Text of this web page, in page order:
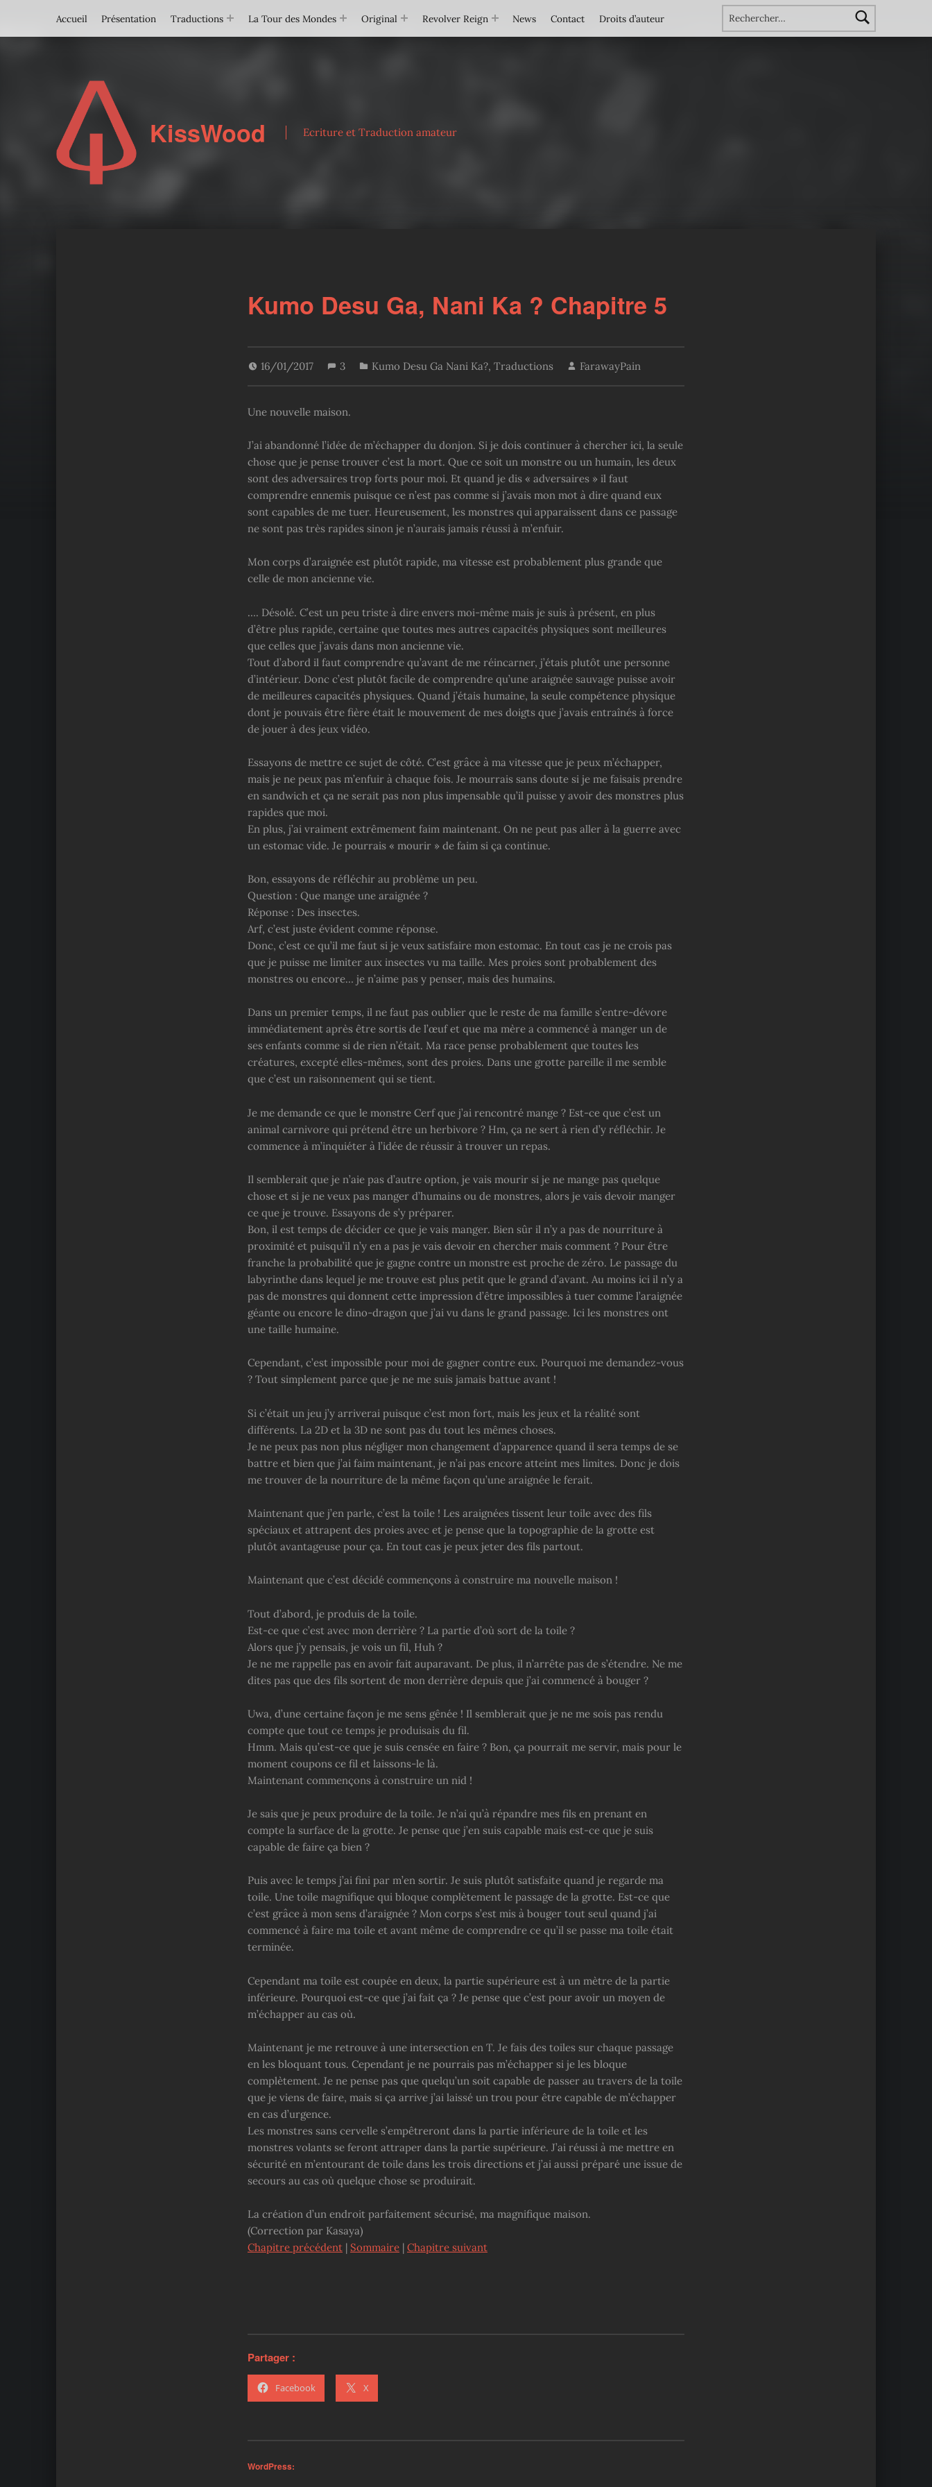
Rechercher :
Accueil
Présentation Traductions La Tour des Mondes Original Revolver Reign News Contact Droits d’auteur
KissWood Ecriture et Traduction amateur
Kumo Desu Ga, Nani Ka ? Chapitre 5
16/01/2017 3 Kumo Desu Ga Nani Ka?, Traductions FarawayPain
Une nouvelle maison.
J’ai abandonné l’idée de m’échapper du donjon. Si je dois continuer à chercher ici, la seule
chose que je pense trouver c’est la mort. Que ce soit un monstre ou un humain, les deux
sont des adversaires trop forts pour moi. Et quand je dis « adversaires » il faut
comprendre ennemis puisque ce n’est pas comme si j’avais mon mot à dire quand eux
sont capables de me tuer. Heureusement, les monstres qui apparaissent dans ce passage
ne sont pas très rapides sinon je n’aurais jamais réussi à m’enfuir.
Mon corps d’araignée est plutôt rapide, ma vitesse est probablement plus grande que
celle de mon ancienne vie.
…. Désolé. C’est un peu triste à dire envers moi-même mais je suis à présent, en plus
d’être plus rapide, certaine que toutes mes autres capacités physiques sont meilleures
que celles que j’avais dans mon ancienne vie.
Tout d’abord il faut comprendre qu’avant de me réincarner, j’étais plutôt une personne
d’intérieur. Donc c’est plutôt facile de comprendre qu’une araignée sauvage puisse avoir
de meilleures capacités physiques. Quand j’étais humaine, la seule compétence physique
dont je pouvais être fière était le mouvement de mes doigts que j’avais entraînés à force
de jouer à des jeux vidéo.
Essayons de mettre ce sujet de côté. C’est grâce à ma vitesse que je peux m’échapper,
mais je ne peux pas m’enfuir à chaque fois. Je mourrais sans doute si je me faisais prendre
en sandwich et ça ne serait pas non plus impensable qu’il puisse y avoir des monstres plus
rapides que moi.
En plus, j’ai vraiment extrêmement faim maintenant. On ne peut pas aller à la guerre avec
un estomac vide. Je pourrais « mourir » de faim si ça continue.
Bon, essayons de réfléchir au problème un peu.
Question : Que mange une araignée ?
Réponse : Des insectes.
Arf, c’est juste évident comme réponse.
Donc, c’est ce qu’il me faut si je veux satisfaire mon estomac. En tout cas je ne crois pas
que je puisse me limiter aux insectes vu ma taille. Mes proies sont probablement des
monstres ou encore… je n’aime pas y penser, mais des humains.
Dans un premier temps, il ne faut pas oublier que le reste de ma famille s’entre-dévore
immédiatement après être sortis de l’œuf et que ma mère a commencé à manger un de
ses enfants comme si de rien n’était. Ma race pense probablement que toutes les
créatures, excepté elles-mêmes, sont des proies. Dans une grotte pareille il me semble
que c’est un raisonnement qui se tient.
Je me demande ce que le monstre Cerf que j’ai rencontré mange ? Est-ce que c’est un
animal carnivore qui prétend être un herbivore ? Hm, ça ne sert à rien d’y réfléchir. Je
commence à m’inquiéter à l’idée de réussir à trouver un repas.
Il semblerait que je n’aie pas d’autre option, je vais mourir si je ne mange pas quelque
chose et si je ne veux pas manger d’humains ou de monstres, alors je vais devoir manger
ce que je trouve. Essayons de s’y préparer.
Bon, il est temps de décider ce que je vais manger. Bien sûr il n’y a pas de nourriture à
proximité et puisqu’il n’y en a pas je vais devoir en chercher mais comment ? Pour être
franche la probabilité que je gagne contre un monstre est proche de zéro. Le passage du
labyrinthe dans lequel je me trouve est plus petit que le grand d’avant. Au moins ici il n’y a
pas de monstres qui donnent cette impression d’être impossibles à tuer comme l’araignée
géante ou encore le dino-dragon que j’ai vu dans le grand passage. Ici les monstres ont
une taille humaine.
Cependant, c’est impossible pour moi de gagner contre eux. Pourquoi me demandez-vous
? Tout simplement parce que je ne me suis jamais battue avant !
Si c’était un jeu j’y arriverai puisque c’est mon fort, mais les jeux et la réalité sont
différents. La 2D et la 3D ne sont pas du tout les mêmes choses.
Je ne peux pas non plus négliger mon changement d’apparence quand il sera temps de se
battre et bien que j’ai faim maintenant, je n’ai pas encore atteint mes limites. Donc je dois
me trouver de la nourriture de la même façon qu’une araignée le ferait.
Maintenant que j’en parle, c’est la toile ! Les araignées tissent leur toile avec des fils
spéciaux et attrapent des proies avec et je pense que la topographie de la grotte est
plutôt avantageuse pour ça. En tout cas je peux jeter des fils partout.
Maintenant que c’est décidé commençons à construire ma nouvelle maison !
Tout d’abord, je produis de la toile.
Est-ce que c’est avec mon derrière ? La partie d’où sort de la toile ?
Alors que j’y pensais, je vois un fil, Huh ?
Je ne me rappelle pas en avoir fait auparavant. De plus, il n’arrête pas de s’étendre. Ne me
dites pas que des fils sortent de mon derrière depuis que j’ai commencé à bouger ?
Uwa, d’une certaine façon je me sens gênée ! Il semblerait que je ne me sois pas rendu
compte que tout ce temps je produisais du fil.
Hmm. Mais qu’est-ce que je suis censée en faire ? Bon, ça pourrait me servir, mais pour le
moment coupons ce fil et laissons-le là.
Maintenant commençons à construire un nid !
Je sais que je peux produire de la toile. Je n’ai qu’à répandre mes fils en prenant en
compte la surface de la grotte. Je pense que j’en suis capable mais est-ce que je suis
capable de faire ça bien ?
Puis avec le temps j’ai fini par m’en sortir. Je suis plutôt satisfaite quand je regarde ma
toile. Une toile magnifique qui bloque complètement le passage de la grotte. Est-ce que
c’est grâce à mon sens d’araignée ? Mon corps s’est mis à bouger tout seul quand j’ai
commencé à faire ma toile et avant même de comprendre ce qu’il se passe ma toile était
terminée.
Cependant ma toile est coupée en deux, la partie supérieure est à un mètre de la partie
inférieure. Pourquoi est-ce que j’ai fait ça ? Je pense que c’est pour avoir un moyen de
m’échapper au cas où.
Maintenant je me retrouve à une intersection en T. Je fais des toiles sur chaque passage
en les bloquant tous. Cependant je ne pourrais pas m’échapper si je les bloque
complètement. Je ne pense pas que quelqu’un soit capable de passer au travers de la toile
que je viens de faire, mais si ça arrive j’ai laissé un trou pour être capable de m’échapper
en cas d’urgence.
Les monstres sans cervelle s’empêtreront dans la partie inférieure de la toile et les
monstres volants se feront attraper dans la partie supérieure. J’ai réussi à me mettre en
sécurité en m’entourant de toile dans les trois directions et j’ai aussi préparé une issue de
secours au cas où quelque chose se produirait.
La création d’un endroit parfaitement sécurisé, ma magnifique maison.
(Correction par Kasaya)
Chapitre précédent | Sommaire | Chapitre suivant
Partager :
Facebook X
WordPress: